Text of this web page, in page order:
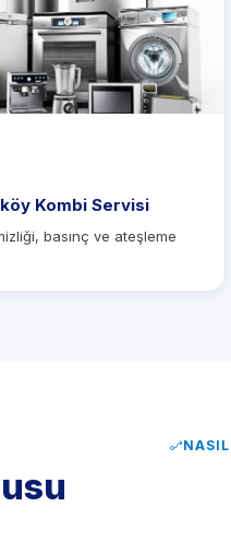
Kombi Servisi
basınç ve ateşleme
NASIL